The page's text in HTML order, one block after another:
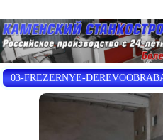
03-FREZERNYE-